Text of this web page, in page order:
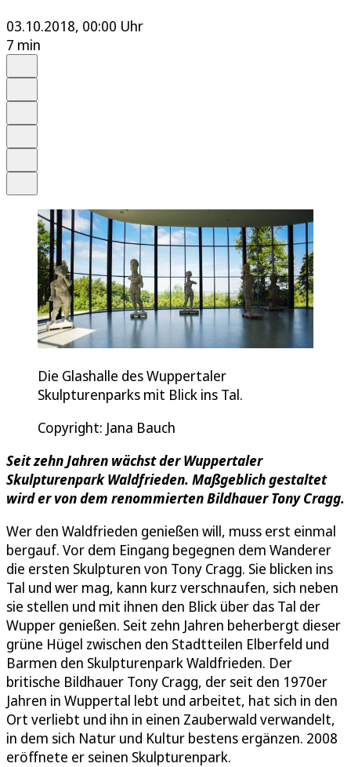
03.10.2018, 00:00 Uhr
7 min
Die Glashalle des Wuppertaler
Skulpturenparks mit Blick ins Tal.
Copyright: Jana Bauch
Seit zehn Jahren wächst der Wuppertaler
Skulpturenpark Waldfrieden. Maßgeblich gestaltet
wird er von dem renommierten Bildhauer Tony Cragg.
Wer den Waldfrieden genießen will, muss erst einmal
bergauf. Vor dem Eingang begegnen dem Wanderer
die ersten Skulpturen von Tony Cragg. Sie blicken ins
Tal und wer mag, kann kurz verschnaufen, sich neben
sie stellen und mit ihnen den Blick über das Tal der
Wupper genießen. Seit zehn Jahren beherbergt dieser
grüne Hügel zwischen den Stadtteilen Elberfeld und
Barmen den Skulpturenpark Waldfrieden. Der
britische Bildhauer Tony Cragg, der seit den 1970er
Jahren in Wuppertal lebt und arbeitet, hat sich in den
Ort verliebt und ihn in einen Zauberwald verwandelt,
in dem sich Natur und Kultur bestens ergänzen. 2008
eröffnete er seinen Skulpturenpark.